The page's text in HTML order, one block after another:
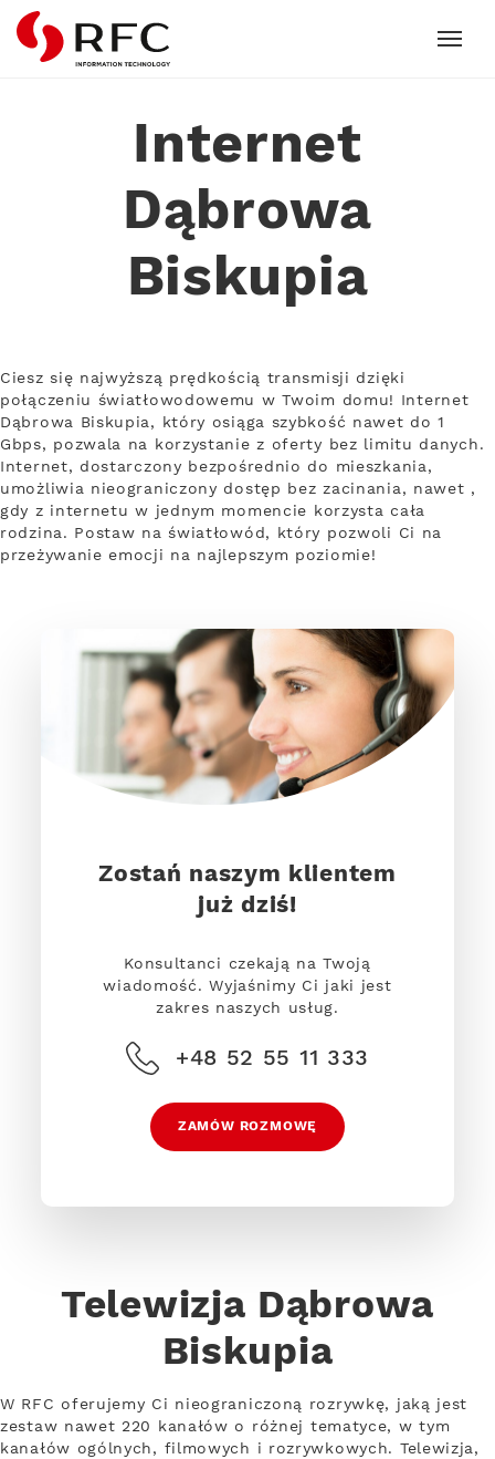
RFC
Internet
Dąbrowa
Biskupia
Ciesz się najwyższą prędkością transmisji dzięki
połączeniu światłowodowemu w Twoim domu! Internet
Dąbrowa Biskupia, który osiąga szybkość nawet do 1
Gbps, pozwala na korzystanie z oferty bez limitu danych.
Internet, dostarczony bezpośrednio do mieszkania,
umożliwia nieograniczony dostęp bez zacinania, nawet ,
gdy z internetu w jednym momencie korzysta cała
rodzina. Postaw na światłowód, który pozwoli Ci na
przeżywanie emocji na najlepszym poziomie!
Zostań naszym klientem
już dziś!
Konsultanci czekają na Twoją
wiadomość. Wyjaśnimy Ci jaki jest
zakres naszych usług.
+48 52 55 11 333
ZAMÓW ROZMOWĘ
Telewizja Dąbrowa
Biskupia
W RFC oferujemy Ci nieograniczoną rozrywkę, jaką jest
zestaw nawet 220 kanałów o różnej tematyce, w tym
kanałów ogólnych, filmowych i rozrywkowych. Telewizja,